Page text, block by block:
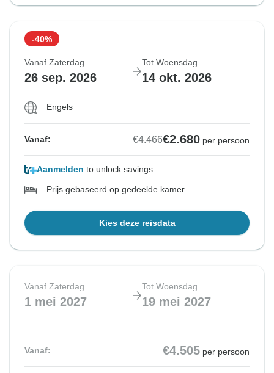
-40%
Vanaf Zaterdag
26 sep. 2026
Tot Woensdag
14 okt. 2026
Engels
Vanaf: €4.466€2.680 per persoon
Aanmelden to unlock savings
Prijs gebaseerd op gedeelde kamer
Kies deze reisdata
Vanaf Zaterdag
1 mei 2027
Tot Woensdag
19 mei 2027
Vanaf: €4.505 per persoon